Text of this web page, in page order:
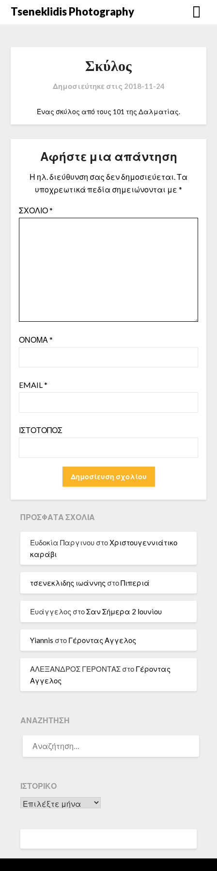
Μετάβαση
Tseneklidis Photography
Σκύλος
Δημοσιεύτηκε στις 2018-11-24
Ένας σκύλος από τους 101 της Δαλματίας.
Αφήστε μια απάντηση
Η ηλ. διεύθυνση σας δεν δημοσιεύεται.Τα
υποχρεωτικά πεδία σημειώνονται με *
ΣΧΌΛΙΟ*
ΌΝΟΜΑ *
EMAIL*
ΙΣΤΌΤΟΠΟΣ
ΠΡΌΣΦΑΤΑ ΣΧΌΛΙΑ
Ευδοκία Παργινου στοΧριστουγεννιάτικο
καράβι
τσενεκλιδης ιωάννης στοΠιπεριά
Ευάγγελος στοΣαν Σήμερα 2 Ιουνίου
Yiannis στο Γέροντας Αγγελος
ΑΛΕΞΑΝΔΡΟΣ ΓΕΡΟΝΤΑΣ στο Γέροντας
Αγγελος
ΑΝΑΖΉΤΗΣΗ
ΓΙΑ:
ΙΣΤΟΡΙΚΌ
Ιστορικό